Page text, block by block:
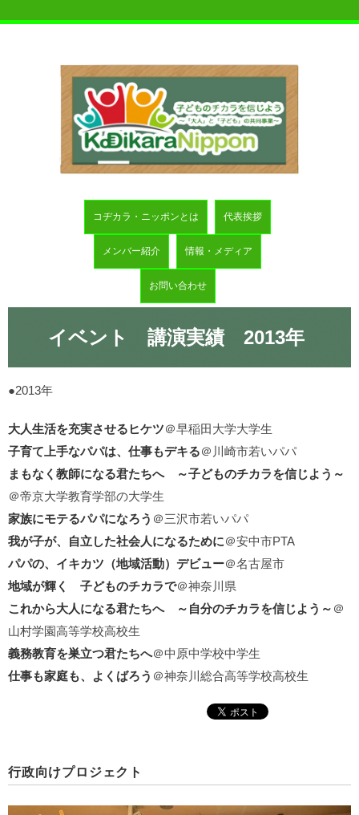
コヂカラ・ニッポンとは 代表挨拶
メンバー紹介 情報・メディア
お問い合わせ
イベント 講演実績 2013年
●2013年
大人生活を充実させるヒケツ＠早稲田大学大学生
子育て上手なパパは、仕事もデキる＠川崎市若いパパ
まもなく教師になる君たちへ ～子どものチカラを信じよう～
＠帝京大学教育学部の大学生
家族にモテるパパになろう ＠三沢市若いパパ
我が子が、自立した社会人になるために＠安中市PTA
パパの、イキカツ（地域活動）デビュー＠名古屋市
地域が輝く 子どものチカラで＠神奈川県
これから大人になる君たちへ ～自分のチカラを信じよう～ ＠
山村学園高等学校高校生
義務教育を巣立つ君たちへ＠中原中学校中学生
仕事も家庭も、よくばろう ＠神奈川総合高等学校高校生
行政向けプロジェクト